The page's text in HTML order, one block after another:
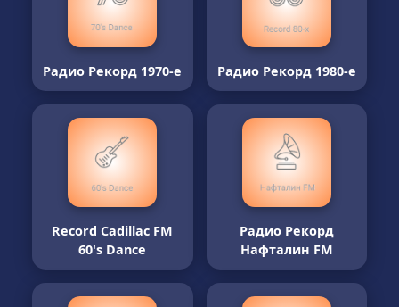
Радио Рекорд 1970-е Радио Рекорд 1980-е
Record Cadillac FM
60's Dance
Радио Рекорд
Нафталин FM